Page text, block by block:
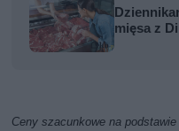
mięsa z
Ceny szacunkowe na